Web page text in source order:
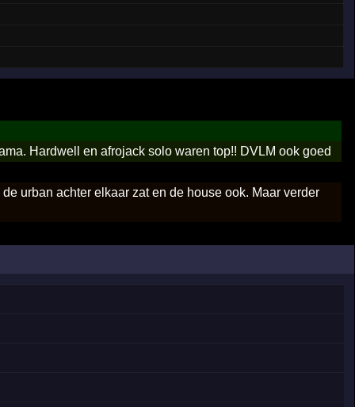
Hardwell en afrojack solo waren top!! DVLM ook goed
urban achter elkaar zat en de house ook. Maar verder